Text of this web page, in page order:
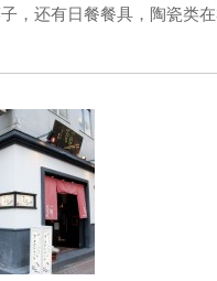
，还有日餐餐具，陶瓷类